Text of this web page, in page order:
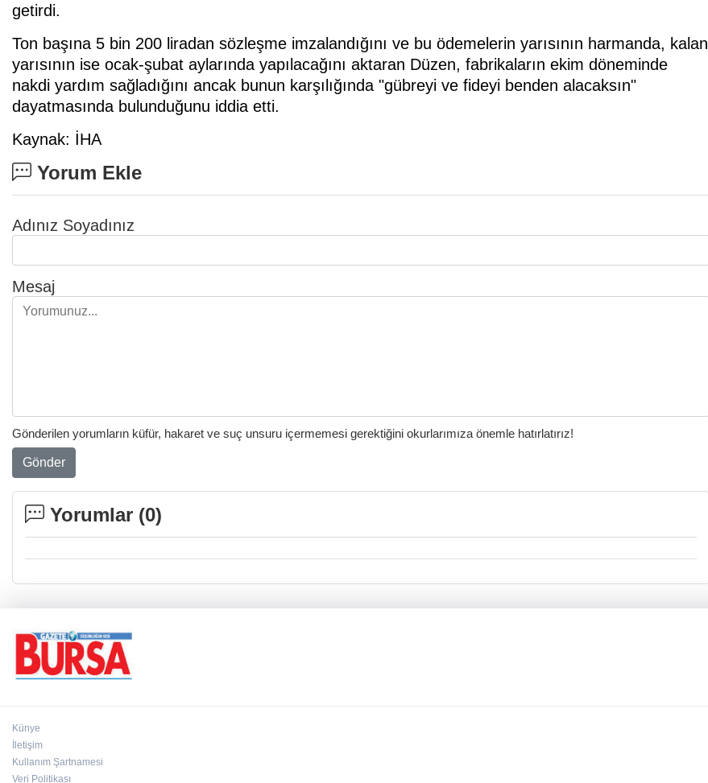
getirdi.
Ton başına 5 bin 200 liradan sözleşme imzalandığını ve bu ödemelerin yarısının harmanda, kalan
yarısının ise ocak-şubat aylarında yapılacağını aktaran Düzen, fabrikaların ekim döneminde
nakdi yardım sağladığını ancak bunun karşılığında "gübreyi ve fideyi benden alacaksın"
dayatmasında bulunduğunu iddia etti.
Kaynak: İHA
Yorum Ekle
Adınız Soyadınız
Mesaj
Gönderilen yorumların küfür, hakaret ve suç unsuru içermemesi gerektiğini okurlarımıza önemle hatırlatırız!
Gönder
Yorumlar (0)
Künye
İletişim
Kullanım Şartnamesi
Veri Politikası